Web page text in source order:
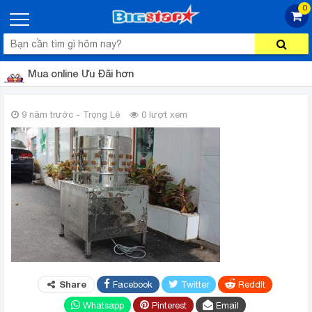
0
Mua online Ưu Đãi hơn
9 năm trước - Trọng Lê 0 lượt xem
Share Facebook Twitter
ReddIt
Whatsapp
Pinterest Email